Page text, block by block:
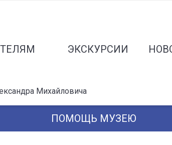
ЭКСКУРСИИ
Михайловича
ПОМОЩЬ МУЗЕЮ